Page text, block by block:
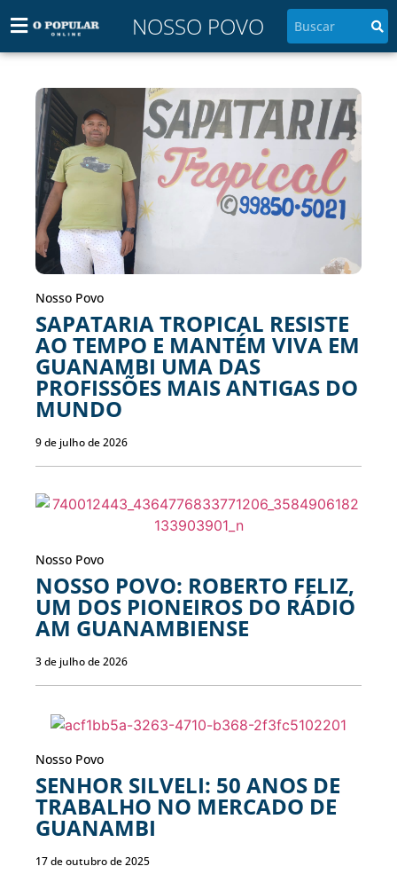
NOSSO POVO
Nosso Povo
SAPATARIA TROPICAL RESISTE
AO TEMPO E MANTÉM VIVA EM
GUANAMBI UMA DAS
PROFISSÕES MAIS ANTIGAS DO
MUNDO
9 de julho de 2026
Nosso Povo
NOSSO POVO: ROBERTO FELIZ,
UM DOS PIONEIROS DO RÁDIO
AM GUANAMBIENSE
3 de julho de 2026
Nosso Povo
SENHOR SILVELI: 50 ANOS DE
TRABALHO NO MERCADO DE
GUANAMBI
17 de outubro de 2025